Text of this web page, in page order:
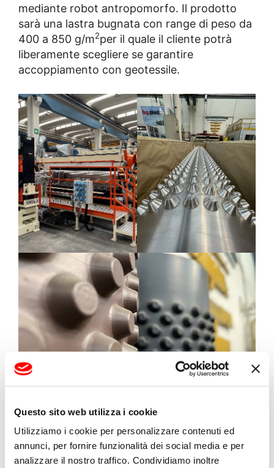
Questo sito web utilizza i cookie
Utilizziamo i cookie per personalizzare contenuti ed
annunci, per fornire funzionalità dei social media e per
analizzare il nostro traffico. Condividiamo inoltre
mediante robot antropomorfo. Il prodotto
sarà una lastra bugnata con range di peso da
400 a 850 g/m2per il quale il cliente potrà
liberamente scegliere se garantire
accoppiamento con geotessile.
Fiere